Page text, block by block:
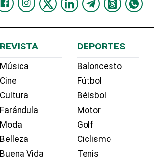
REVISTA
Música
Cine
Cultura
Farándula
Moda
Belleza
Buena Vida
DEPORTES
Baloncesto
Fútbol
Béisbol
Motor
Golf
Ciclismo
Tenis